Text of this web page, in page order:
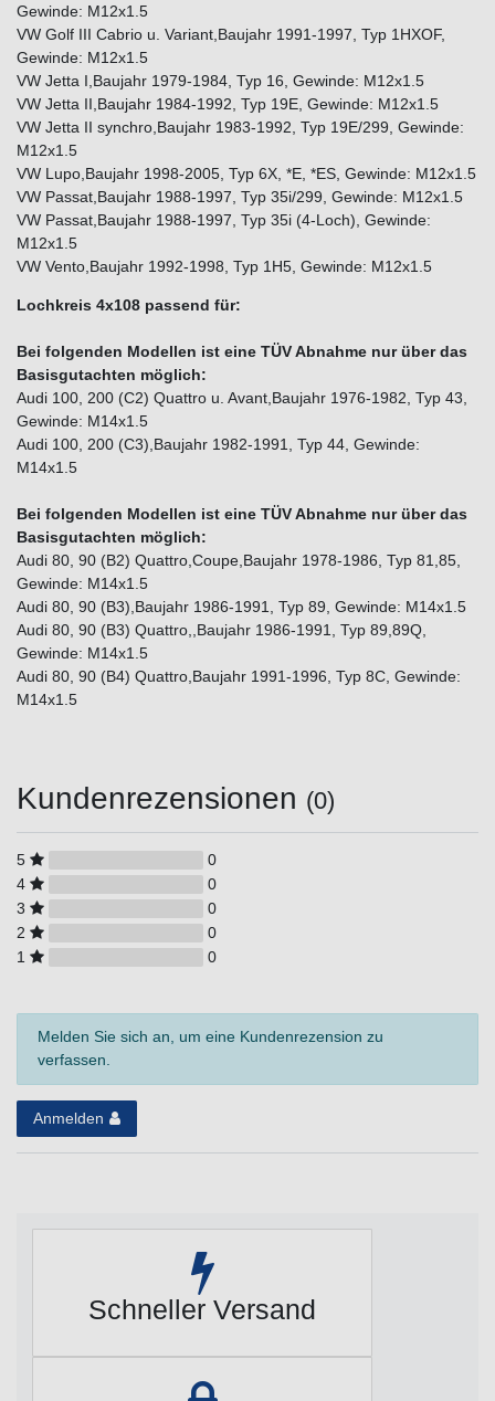
Gewinde: M12x1.5
VW Golf III Cabrio u. Variant,Baujahr 1991-1997, Typ 1HXOF,
Gewinde: M12x1.5
VW Jetta I,Baujahr 1979-1984, Typ 16, Gewinde: M12x1.5
VW Jetta II,Baujahr 1984-1992, Typ 19E, Gewinde: M12x1.5
VW Jetta II synchro,Baujahr 1983-1992, Typ 19E/299, Gewinde:
M12x1.5
VW Lupo,Baujahr 1998-2005, Typ 6X, *E, *ES, Gewinde: M12x1.5
VW Passat,Baujahr 1988-1997, Typ 35i/299, Gewinde: M12x1.5
VW Passat,Baujahr 1988-1997, Typ 35i (4-Loch), Gewinde:
M12x1.5
VW Vento,Baujahr 1992-1998, Typ 1H5, Gewinde: M12x1.5
Lochkreis 4x108 passend für:
Bei folgenden Modellen ist eine TÜV Abnahme nur über das
Basisgutachten möglich:
Audi 100, 200 (C2) Quattro u. Avant,Baujahr 1976-1982, Typ 43,
Gewinde: M14x1.5
Audi 100, 200 (C3),Baujahr 1982-1991, Typ 44, Gewinde:
M14x1.5
Bei folgenden Modellen ist eine TÜV Abnahme nur über das
Basisgutachten möglich:
Audi 80, 90 (B2) Quattro,Coupe,Baujahr 1978-1986, Typ 81,85,
Gewinde: M14x1.5
Audi 80, 90 (B3),Baujahr 1986-1991, Typ 89, Gewinde: M14x1.5
Audi 80, 90 (B3) Quattro,,Baujahr 1986-1991, Typ 89,89Q,
Gewinde: M14x1.5
Audi 80, 90 (B4) Quattro,Baujahr 1991-1996, Typ 8C, Gewinde:
M14x1.5
Kundenrezensionen (0)
5
0
4
0
3
0
2
0
1
0
Melden Sie sich an, um eine Kundenrezension zu
verfassen.
Anmelden
Schneller Versand